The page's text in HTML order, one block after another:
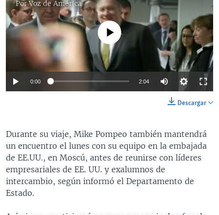
PorVoz de América
No media source currently available
0:00 2:04
Descargar
Durante su viaje, Mike Pompeo también mantendrá
un encuentro el lunes con su equipo en la embajada
de EE.UU., en Moscú, antes de reunirse con líderes
empresariales de EE. UU. y exalumnos de
intercambio, según informó el Departamento de
Estado.